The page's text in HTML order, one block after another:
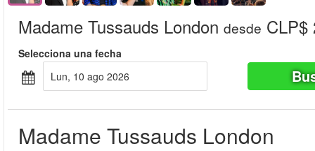
Madame Tussauds London desde CLP$
Selecciona una fecha
lun, 10 ago 2026
Madame Tussauds London